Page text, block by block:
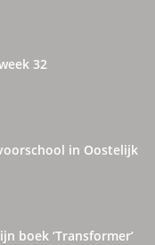
32
in Oostelijk
boek ‘Transformer’